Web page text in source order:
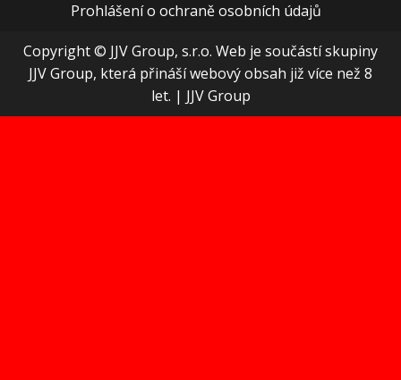
Prohlášení o ochraně osobních údajů
Copyright © JJV Group, s.r.o. Web je součástí skupiny
JJV Group, která přináší webový obsah již více než 8
let. | JJV Group